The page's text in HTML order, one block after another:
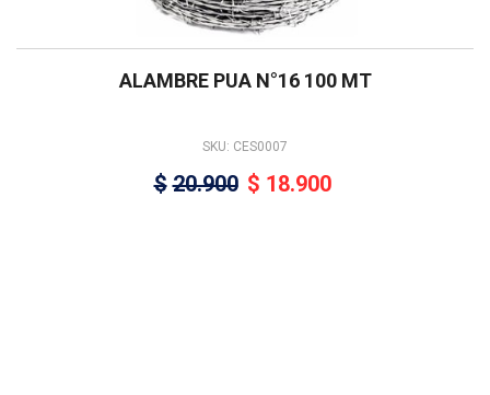
ALAMBRE PUA N°16 100 MT
SKU: CES0007
$ 20.900 $ 18.900